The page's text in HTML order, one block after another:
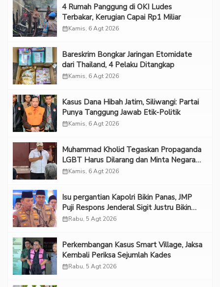
‎4 Rumah Panggung di OKI Ludes
Terbakar, Kerugian Capai Rp1 Miliar
calendar_monthKamis, 6 Agt 2026
Bareskrim Bongkar Jaringan Etomidate
dari Thailand, 4 Pelaku Ditangkap
calendar_monthKamis, 6 Agt 2026
Kasus Dana Hibah Jatim, Siliwangi: Partai
Punya Tanggung Jawab Etik-Politik
calendar_monthKamis, 6 Agt 2026
Muhammad Kholid Tegaskan Propaganda
LGBT Harus Dilarang dan Minta Negara
Melindungi Korban
calendar_monthKamis, 6 Agt 2026
Isu pergantian Kapolri Bikin Panas, JMP
Puji Respons Jenderal Sigit Justru Bikin
“Adem”
calendar_monthRabu, 5 Agt 2026
Perkembangan Kasus Smart Village, Jaksa
Kembali Periksa Sejumlah Kades
calendar_monthRabu, 5 Agt 2026